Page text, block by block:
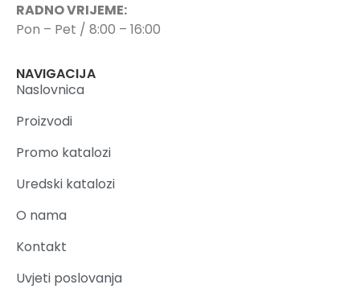
RADNO VRIJEME:
Pon – Pet / 8:00 – 16:00
NAVIGACIJA
Naslovnica
Proizvodi
Promo katalozi
Uredski katalozi
O nama
Kontakt
Uvjeti poslovanja